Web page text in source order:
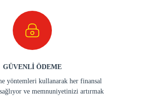
GÜVENLİ ÖDEME
yöntemleri kullanarak her finansal
ve memnuniyetinizi artırmak